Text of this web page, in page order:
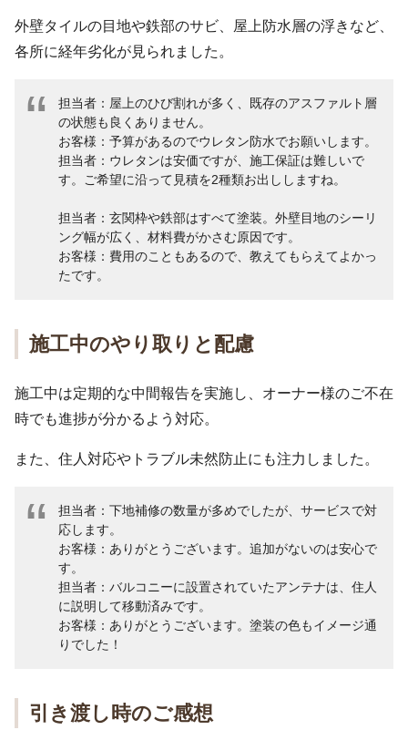
外壁タイルの目地や鉄部のサビ、屋上防水層の浮きなど、
各所に経年劣化が見られました。
担当者：屋上のひび割れが多く、既存のアスファルト層
の状態も良くありません。
お客様：予算があるのでウレタン防水でお願いします。
担当者：ウレタンは安価ですが、施工保証は難しいで
す。ご希望に沿って見積を2種類お出ししますね。
担当者：玄関枠や鉄部はすべて塗装。外壁目地のシーリ
ング幅が広く、材料費がかさむ原因です。
お客様：費用のこともあるので、教えてもらえてよかっ
たです。
施工中のやり取りと配慮
施工中は定期的な中間報告を実施し、オーナー様のご不在
時でも進捗が分かるよう対応。
また、住人対応やトラブル未然防止にも注力しました。
担当者：下地補修の数量が多めでしたが、サービスで対
応します。
お客様：ありがとうございます。追加がないのは安心で
す。
担当者：バルコニーに設置されていたアンテナは、住人
に説明して移動済みです。
お客様：ありがとうございます。塗装の色もイメージ通
りでした！
引き渡し時のご感想